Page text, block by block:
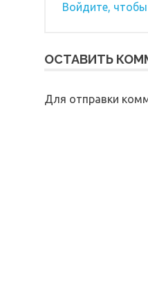
Войдите,
ОСТАВИТЬ
Для отправки